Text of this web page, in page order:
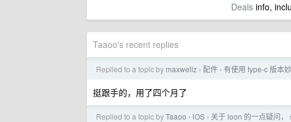
Dealsinfo,
Taaoo's recent replies
Replied to a topic by maxwellz › 配件 › 有使用 type-c 版本
挺跟手的，用了四个月了
Replied to a topic byTaaoo › iOS › 关于 loon 的一点疑问